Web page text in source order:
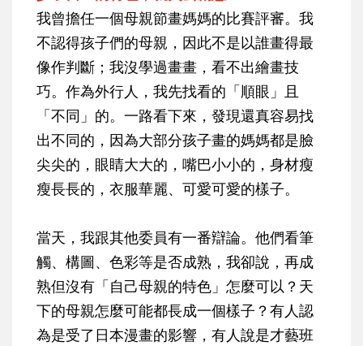
我曾擔任一個母親節畫媽媽的比賽評審。我
不認得孩子們的母親，因此不是以誰畫得最
像作判斷；我沒學過畫畫，看不出繪畫技
巧。作為外行人，我先找看的「順眼」且
「不同」的。一路看下來，發現還真容易找
出不同的，因為大部分孩子畫的媽媽都是臉
尖尖的，眼睛大大的，嘴巴小小的，身材瘦
瘦長長的，衣服華麗、可愛可愛的樣子。
當天，我跟其他委員有一番辯論。他們看筆
觸、構圖、色彩等是否成熟，我卻說，再成
熟但沒有「自己母親的特色」怎麼可以？天
下的母親怎麼可能都長成一個樣子？有人認
為是受了日本漫畫的影響，有人說是才藝班